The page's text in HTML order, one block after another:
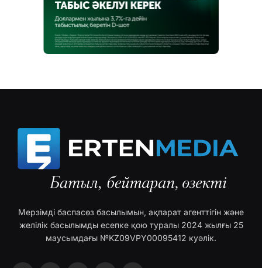
Мерзімді баспасөз басылымын, ақпарат агенттігін және
желілік басылымды есепке қою туралы 2024 жылғы 25
маусымдағы №KZ09VPY00095412 куәлік.